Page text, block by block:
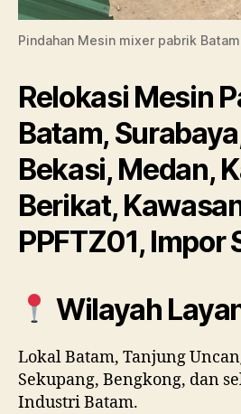
Pindahan Mesin mixer pabrik Batam
Relokasi Mesin
Batam,
Bekasi, Medan,
Berikat,
PPFTZ01, Impor
Wilayah
Lokal Batam, Tanjung
Sekupang, Bengkong, dan
Industri Batam.